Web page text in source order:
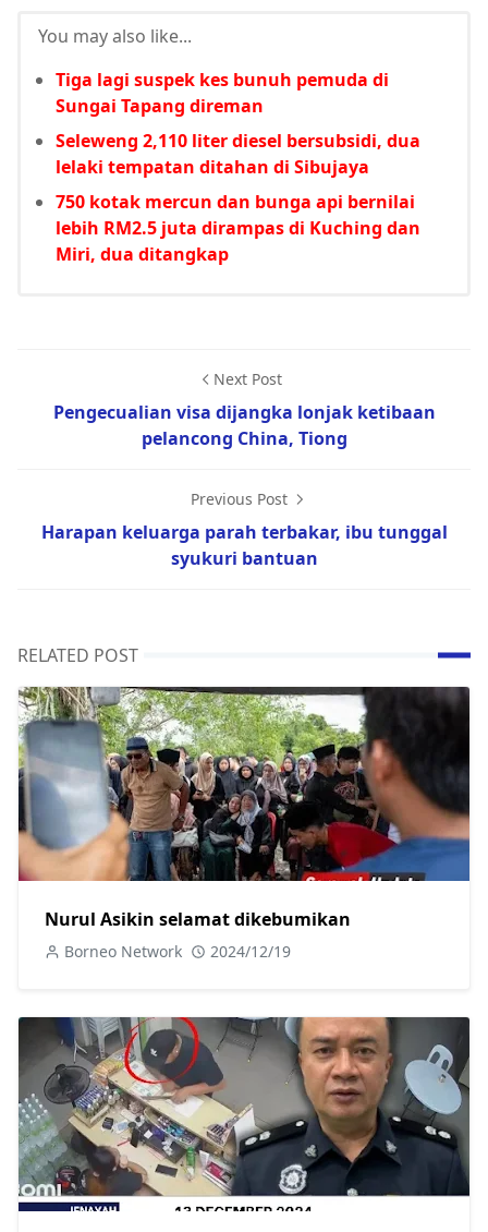
You may also like...
Tiga lagi suspek kes bunuh pemuda di
Sungai Tapang direman
Seleweng 2,110 liter diesel bersubsidi, dua
lelaki tempatan ditahan di Sibujaya
750 kotak mercun dan bunga api bernilai
lebih RM2.5 juta dirampas di Kuching dan
Miri, dua ditangkap
Next Post
Pengecualian visa dijangka lonjak ketibaan
pelancong China, Tiong
Previous Post
Harapan keluarga parah terbakar, ibu tunggal
syukuri bantuan
RELATED POST
Nurul Asikin selamat dikebumikan
Borneo Network 2024/12/19